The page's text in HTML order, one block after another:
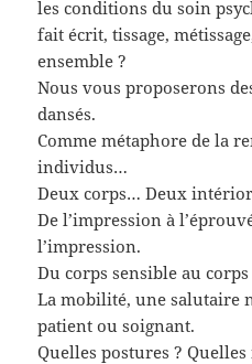
les conditions du soin
fait écrit, tissage,
ensemble ?
Nous vous proposerons
dansés.
Comme métaphore de la
individus…
Deux corps… Deux
De l’impression à
l’impression.
Du corps sensible au
La mobilité, une salutaire
patient ou soignant.
Quelles postures ?